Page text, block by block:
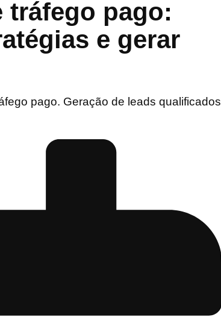
tráfego pago:
e gerar
pago. Geração de leads qualificados